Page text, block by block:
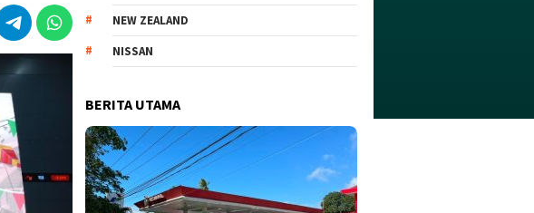
NEW ZEALAND
NISSAN
BERITA UTAMA